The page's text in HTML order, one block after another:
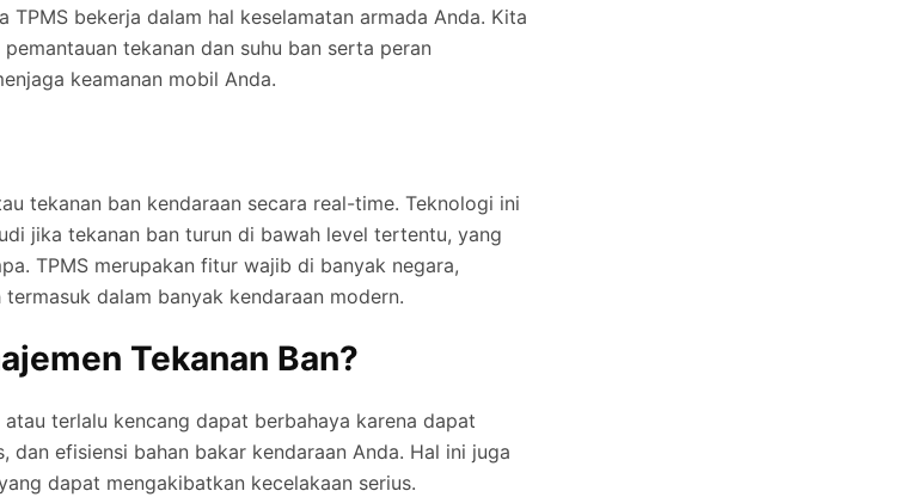
TPMS bekerja dalam hal keselamatan armada Anda. Kita
tekanan dan suhu ban serta peran
keamanan mobil Anda.
tekanan ban kendaraan secara real-time. Teknologi ini
jika tekanan ban turun di bawah level tertentu, yang
TPMS merupakan fitur wajib di banyak negara,
dalam banyak kendaraan modern.
Tekanan Ban?
terlalu kencang dapat berbahaya karena dapat
dan efisiensi bahan bakar kendaraan Anda. Hal ini juga
dapat mengakibatkan kecelakaan serius.